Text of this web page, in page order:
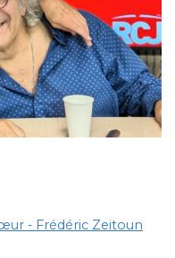
- Frédéric Zeitoun